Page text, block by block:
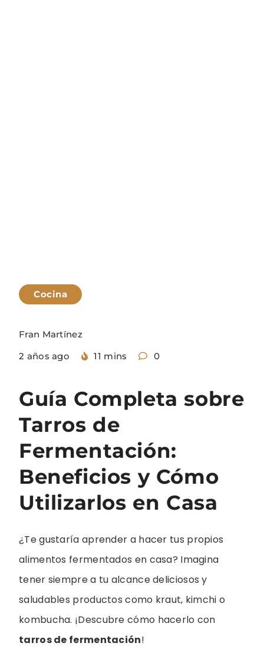
Cocina
Fran Martínez
2 años ago
11 mins 0
Guía Completa sobre
Tarros de
Fermentación:
Beneficios y Cómo
Utilizarlos en Casa
¿Te gustaría aprender a hacer tus propios
alimentos fermentados en casa? Imagina
tener siempre a tu alcance deliciosos y
saludables productos como kraut, kimchi o
kombucha. ¡Descubre cómo hacerlo con
tarros de fermentación!